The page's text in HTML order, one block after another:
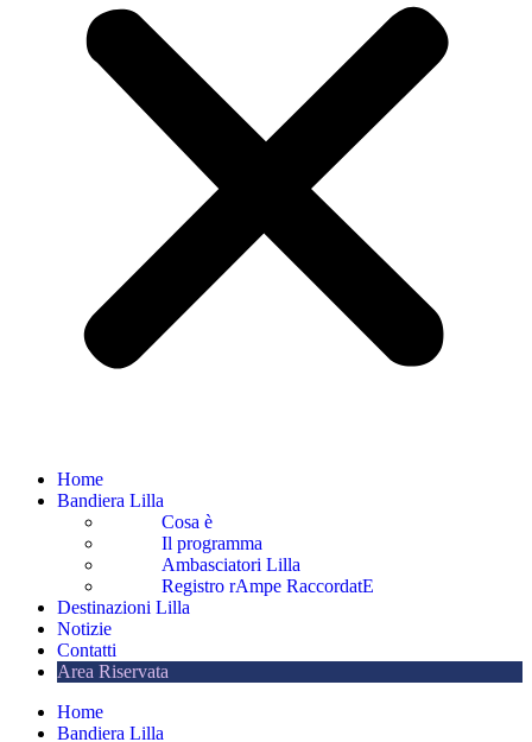
Home
Bandiera Lilla
Cosa è
Il programma
Ambasciatori Lilla
Registro rAmpe RaccordatE
Destinazioni Lilla
Notizie
Contatti
Area Riservata
Home
Bandiera Lilla